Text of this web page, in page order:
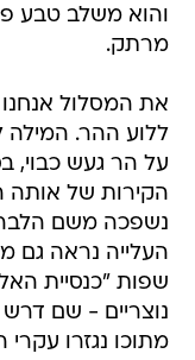
והוא משלב טבע
מרתק.
את המסלול אנחנו
ללוע ההר. המילה
על הר געש כבוי,
הקירות של אותה
נשפכה משם
העלייה נראה גם
שפות "כנסיית
נוצריים - שם
מתוכו נגזרו